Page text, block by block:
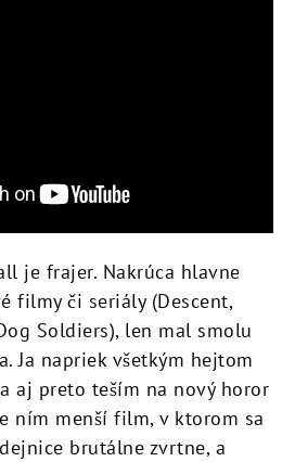
je frajer. Nakrúca hlavne
filmy či seriály (Descent,
Soldiers), len mal smolu
Ja napriek všetkým hejtom
aj preto teším na nový horor
ním menší film, v ktorom sa
brutálne zvrtne, a